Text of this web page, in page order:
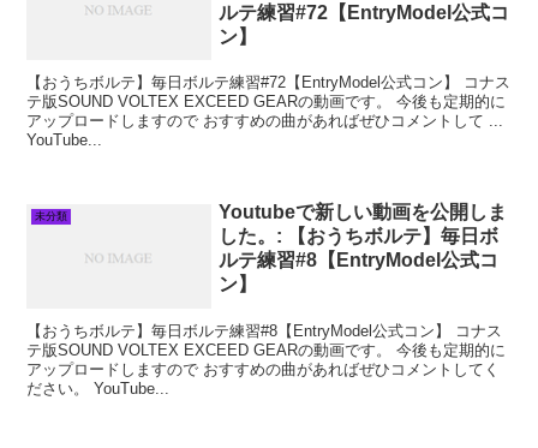
ルテ練習#72【EntryModel公式コ
ン】
【おうちボルテ】毎日ボルテ練習#72【EntryModel公式コン】 コナス
テ版SOUND VOLTEX EXCEED GEARの動画です。 今後も定期的に
アップロードしますので おすすめの曲があればぜひコメントして ...
YouTube...
未分類
Youtubeで新しい動画を公開しま
した。: 【おうちボルテ】毎日ボ
ルテ練習#8【EntryModel公式コ
ン】
【おうちボルテ】毎日ボルテ練習#8【EntryModel公式コン】 コナス
テ版SOUND VOLTEX EXCEED GEARの動画です。 今後も定期的に
アップロードしますので おすすめの曲があればぜひコメントしてく
ださい。 YouTube...